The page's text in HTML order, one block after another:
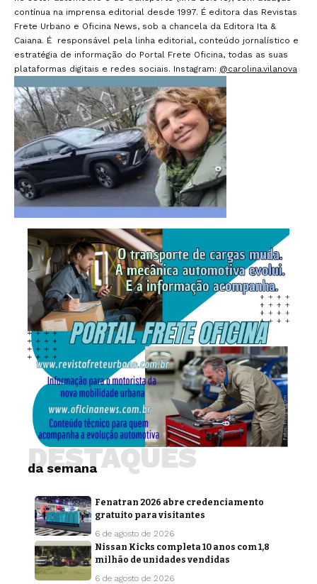
contínua na imprensa editorial desde 1997. É editora das Revistas
Frete Urbano e Oficina News, sob a chancela da Editora Ita &
Caiana. É responsável pela linha editorial, conteúdo jornalístico e
estratégia de informação do Portal Frete Oficina, todas as suas
plataformas digitais e redes sociais. Instagram: @carolina.vilanova
da semana
DESTAQUES
Fenatran 2026 abre credenciamento
gratuito para visitantes
6 de agosto de 2026
Nissan Kicks completa 10 anos com 1,8
milhão de unidades vendidas
6 de agosto de 2026